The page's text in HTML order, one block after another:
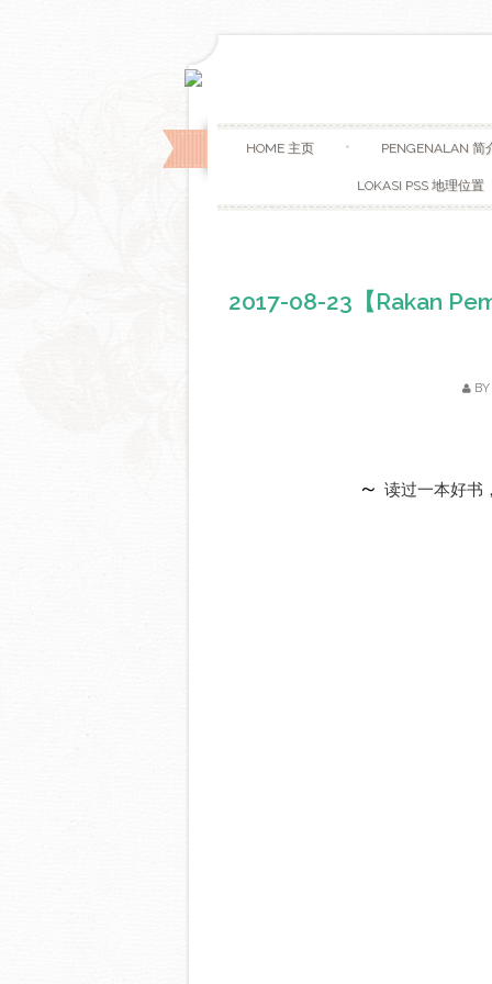
HOME 主页 PENGENALAN 简
LOKASI PSS 地理位置
2017-08-23【Rakan
BY
～ 读过一本好